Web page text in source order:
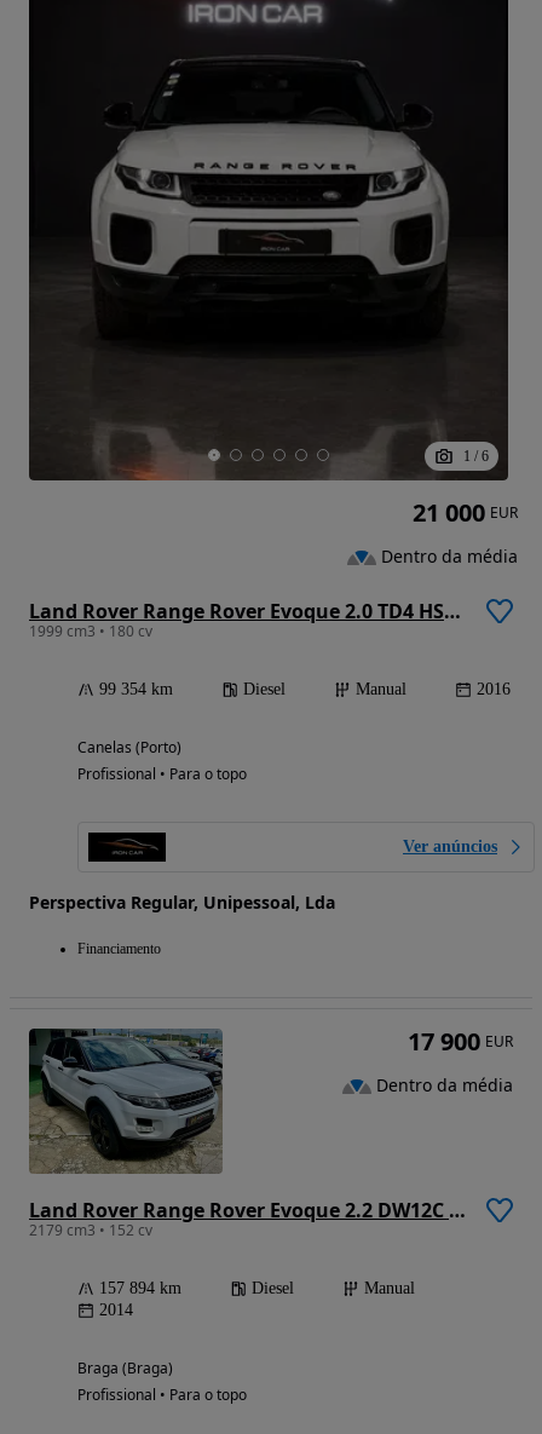
1 / 6
Land Rover Range Rover Evoque 2.0 TD4 HSE Dynamic
1999 cm3 • 180 cv
99 354 km Diesel Manual 2016
Canelas (Porto)
Profissional • Para o topo
Ver anúncios
Perspectiva Regular, Unipessoal, Lda
Financiamento
21 000 EUR
Dentro da média
Land Rover Range Rover Evoque 2.2 DW12C Prestige
2179 cm3 • 152 cv
157 894 km Diesel
Manual
2014
Braga (Braga)
Profissional • Para o topo
17 900 EUR
Dentro da média